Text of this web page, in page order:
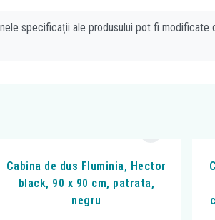
specificații ale produsului pot fi
Cabina de dus Fluminia, Hector
black, 90 x 90 cm, patrata,
negru